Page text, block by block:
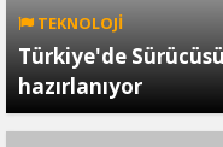
TEKNOLOJİ
Türkiye'de
hazırlanıyor